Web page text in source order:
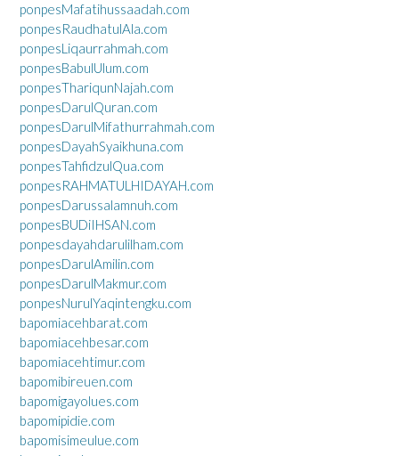
ponpesMafatihussaadah.com
ponpesRaudhatulAla.com
ponpesLiqaurrahmah.com
ponpesBabulUlum.com
ponpesThariqunNajah.com
ponpesDarulQuran.com
ponpesDarulMifathurrahmah.com
ponpesDayahSyaikhuna.com
ponpesTahfidzulQua.com
ponpesRAHMATULHIDAYAH.com
ponpesDarussalamnuh.com
ponpesBUDiIHSAN.com
ponpesdayahdarulilham.com
ponpesDarulAmilin.com
ponpesDarulMakmur.com
ponpesNurulYaqintengku.com
bapomiacehbarat.com
bapomiacehbesar.com
bapomiacehtimur.com
bapomibireuen.com
bapomigayolues.com
bapomipidie.com
bapomisimeulue.com